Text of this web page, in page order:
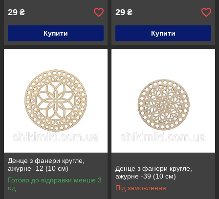
29 ₴
Купити
29 ₴
Купити
Денце з фанери кругле,
ажурне -12 (10 см)
Готово до відправки менше 3
од.
Денце з фанери кругле,
ажурне -39 (10 см)
Під замовлення